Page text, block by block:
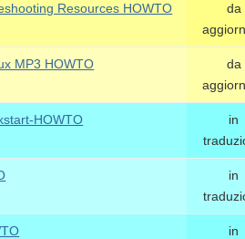
Resources HOWTO
da
MP3 HOWTO
da
HOWTO
in
in
in